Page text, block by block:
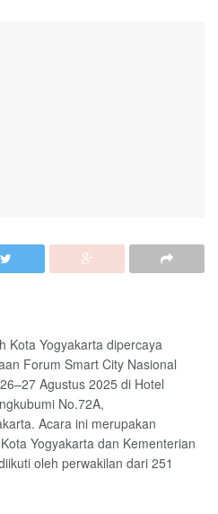
Kota Yogyakarta dipercaya
Forum Smart City Nasional
Agustus 2025 di Hotel
No.72A,
Acara ini merupakan
Yogyakarta dan Kementerian
oleh perwakilan dari 251